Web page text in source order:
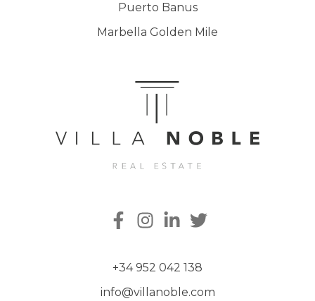
Puerto Banus
Marbella Golden Mile
+34 952 042 138
info@villanoble.com